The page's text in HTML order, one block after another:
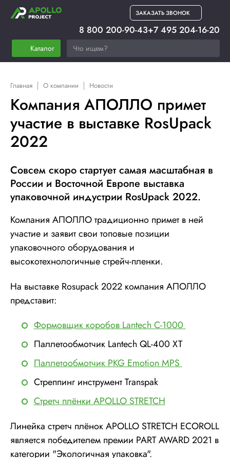
ЗАКАЗАТЬ ЗВОНОК
Каталог
8 800 200-90-43+7 495 204-16-20
Главная О компании Новости
Компания АПОЛЛО примет
участие в выставке RosUpack
2022
Совсем скоро стартует самая масштабная в
России и Восточной Европе выставка
упаковочной индустрии RosUpack 2022.
Компания АПОЛЛО традиционно примет в ней
участие и заявит свои топовые позиции
упаковочного оборудования и
высокотехнологичные стрейч-пленки.
На выставке Rosupack 2022 компания АПОЛЛО
представит:
Формовщик коробов Lantech C-1000
Паллетообмотчик Lantech QL-400 XT
Паллетообмотчик PKG Emotion MPS
Cтреппинг инструмент Transpak
Стретч плёнки APOLLO STRETCH
Линейка стретч плёнок APOLLO STRETCH ECOROLL
является победителем премии PART AWARD 2021 в
категории "Экологичная упаковка".